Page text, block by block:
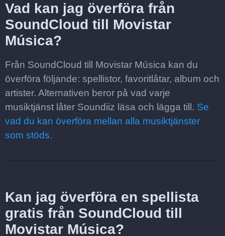
Vad kan jag överföra från
SoundCloud till Movistar
Música?
Från SoundCloud till Movistar Música kan du
överföra följande: spellistor, favoritlåtar, album och
artister. Alternativen beror på vad varje
musiktjänst låter Soundiiz läsa och lägga till. Se
vad du kan överföra mellan alla musiktjänster
som stöds.
Kan jag överföra en spellista
gratis från SoundCloud till
Movistar Música?